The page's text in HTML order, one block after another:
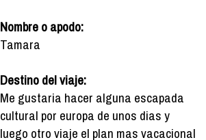
Nombre o apodo:
Tamara
Destino del viaje:
Me gustaria hacer alguna escapada
cultural por europa de unos dias y
luego otro viaje el plan mas vacacional